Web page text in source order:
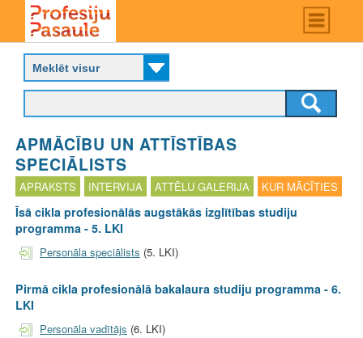
main
content
Main
menu
P
o
f
e
i
j
u
p
a
s
a
u
e
APMĀCĪBU UN ATTĪSTĪBAS
SPECIĀLISTS
APRAKSTS INTERVIJA ATTĒLU GALERIJA KUR MĀCĪTIES
Īsā cikla profesionālās augstākās izglītības studiju
programma - 5. LKI
Personāla speciālists (5. LKI)
Pirmā cikla profesionālā bakalaura studiju programma - 6.
LKI
Personāla vadītājs (6. LKI)